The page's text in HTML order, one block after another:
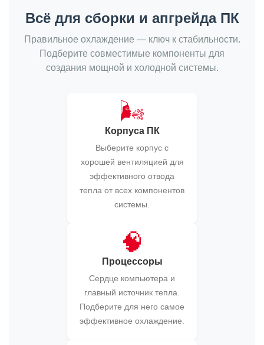
Всё для сборки и апгрейда ПК
Правильное охлаждение — ключ к стабильности.
Подберите совместимые компоненты для
создания мощной и холодной системы.
🌬️
Корпуса ПК
Выберите корпус с
хорошей вентиляцией для
эффективного отвода
тепла от всех компонентов
системы.
🧠
Процессоры
Сердце компьютера и
главный источник тепла.
Подберите для него самое
эффективное охлаждение.